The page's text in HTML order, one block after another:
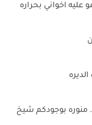
اخواني بحراره
منوره بوجودكم شيخ